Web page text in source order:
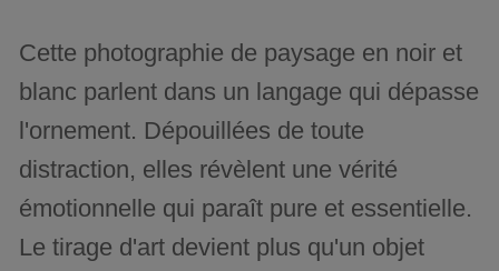
Cette photographie de paysage en noir et
blanc parlent dans un langage qui dépasse
l'ornement. Dépouillées de toute
distraction, elles révèlent une vérité
émotionnelle qui paraît pure et essentielle.
Le tirage d'art devient plus qu'un objet